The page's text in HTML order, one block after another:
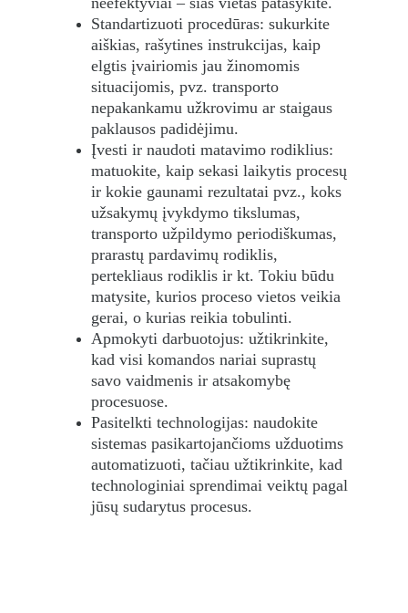
Standartizuoti procedūras: sukurkite
aiškias, rašytines instrukcijas, kaip
elgtis įvairiomis jau žinomomis
situacijomis, pvz. transporto
nepakankamu užkrovimu ar staigaus
paklausos padidėjimu.
Įvesti ir naudoti matavimo rodiklius:
matuokite, kaip sekasi laikytis procesų
ir kokie gaunami rezultatai pvz., koks
užsakymų įvykdymo tikslumas,
transporto užpildymo periodiškumas,
prarastų pardavimų rodiklis,
pertekliaus rodiklis ir kt. Tokiu būdu
matysite, kurios proceso vietos veikia
gerai, o kurias reikia tobulinti.
Apmokyti darbuotojus: užtikrinkite,
kad visi komandos nariai suprastų
savo vaidmenis ir atsakomybę
procesuose.
Pasitelkti technologijas: naudokite
sistemas pasikartojančioms užduotims
automatizuoti, tačiau užtikrinkite, kad
technologiniai sprendimai veiktų pagal
jūsų sudarytus procesus.